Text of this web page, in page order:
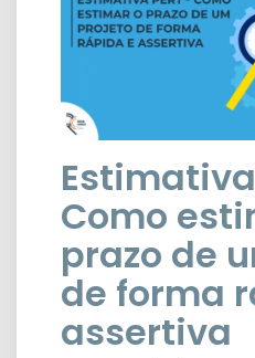
Estimativa
Como
prazo de
de forma
assertiva